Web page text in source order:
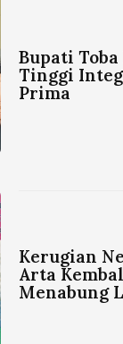
Bupati
Tinggi
Prima
Kerugian
Arta
Menabung